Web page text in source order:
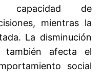
capacidad de
mientras la
La disminución
afecta el
social